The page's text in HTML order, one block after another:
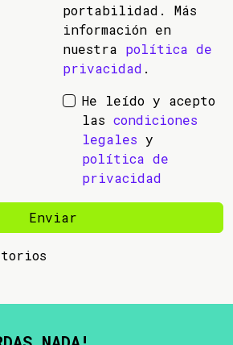
portabilidad. Más
información en
nuestra política de
privacidad .
He leído y acepto
las condiciones
legales y
política de
privacidad
Enviar